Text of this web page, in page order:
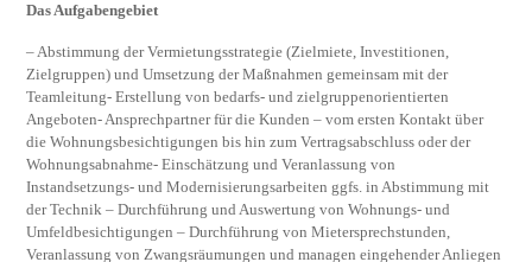
Das Aufgabengebiet
– Abstimmung der Vermietungsstrategie (Zielmiete, Investitionen,
Zielgruppen) und Umsetzung der Maßnahmen gemeinsam mit der
Teamleitung- Erstellung von bedarfs- und zielgruppenorientierten
Angeboten- Ansprechpartner für die Kunden – vom ersten Kontakt über
die Wohnungsbesichtigungen bis hin zum Vertragsabschluss oder der
Wohnungsabnahme- Einschätzung und Veranlassung von
Instandsetzungs- und Modernisierungsarbeiten ggfs. in Abstimmung mit
der Technik – Durchführung und Auswertung von Wohnungs- und
Umfeldbesichtigungen – Durchführung von Mietersprechstunden,
Veranlassung von Zwangsräumungen und managen eingehender Anliegen